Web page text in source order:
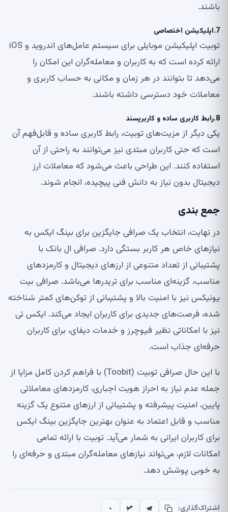
باشند.
7.اپلیکیشن اختصاصی
توبیت اپلیکیشن موبایلی برای سیستم عامل‌های اندروید و iOS
ارائه کرده است که به کاربران و معامله‌گران این امکان را
می‌دهد تا بتوانند در هر زمان و مکانی به حساب کاربری و
معاملات خود دسترسی داشته باشند.
8.رابط کاربری ساده و کاربرپسند
یکی دیگر از مزیت‌های توبیت، رابط کاربری ساده و قابل‌فهم آن
است که حتی کاربران مبتدی نیز می‌توانند به راحتی از آن
استفاده کنند. این طراحی باعث می‌شود که معاملات ارز
دیجیتال بدون نیاز به دانش فنی پیچیده، انجام شوند.
جمع بندی
در نهایت، انتخاب یک صرافی جایگزین برای بینگ ایکس به
نیازهای خاص هر کاربر بستگی دارد. صرافی ال بانک با
پشتیبانی از تعداد متنوعی از ارزهای دیجیتال و کارمزدهای
مناسب، گزینه‌ای مناسب برای تریدرها می‌باشد. صرافی بیت
یونیکس نیز با امنیت بالا و پشتیبانی از توکن‌های کمتر شناخته
شده، فرصت‌های جدیدی برای کاربران ایجاد می‌کند. ایکس تی
نیز با امکاناتی نظیر فیوچرز و خدمات دیفای، برای کاربران
حرفه‌ای جذاب است.
با این حال صرافی توبیت (Toobit) با فراهم کردن کامل مزایا از
جمله عدم نیاز به احراز هویت اجباری، کارمزدهای معاملاتی
پایین، امنیت پیشرفته و پشتیبانی از ارزهای متنوع یک گزینه
مناسب و قابل اعتماد به عنوان بهترین جایگزین بینگ ایکس
برای کاربران ایرانی به شمار می‌آید. توبیت با ارائه تمامی
امکانات لازم، می‌تواند نیازهای معامله‌گران مبتدی و حرفه‌ای را
به خوبی پوشش دهد.
اشتراک‌گذاری: